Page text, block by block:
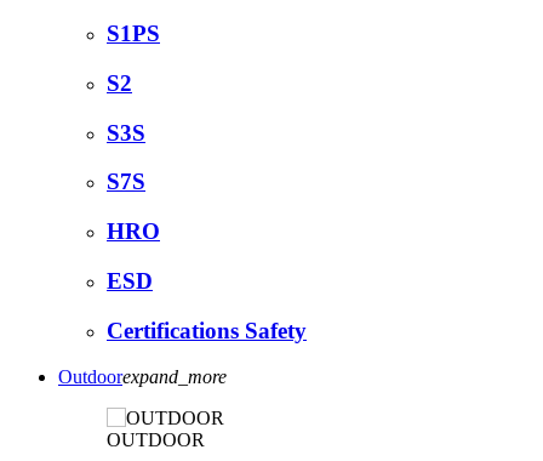
S1PS
S2
S3S
S7S
HRO
ESD
Certifications Safety
Outdoorexpand_more
OUTDOOR